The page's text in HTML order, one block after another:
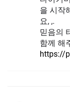
을 시작
요, ,.
믿음의
함께 해
https://